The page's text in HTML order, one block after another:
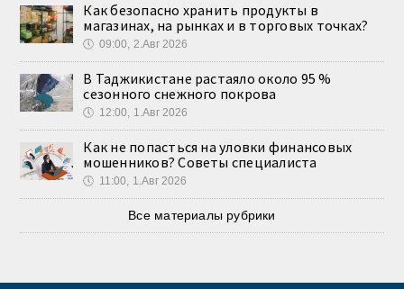
Как безопасно хранить продукты в
магазинах, на рынках и в торговых точках?
🕔 09:00, 2.Авг 2026
В Таджикистане растаяло около 95 %
сезонного снежного покрова
🕔 12:00, 1.Авг 2026
Как не попасться на уловки финансовых
мошенников? Советы специалиста
🕔 11:00, 1.Авг 2026
Все материалы рубрики